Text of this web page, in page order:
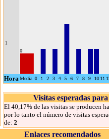
1
0
Hora Media 0 1 2 3 4 5 6 7 8 9 10 11
Visitas esperadas
El 40,17% de las visitas se producen
por lo tanto el número de visitas
de: 2
Enlaces recomendados